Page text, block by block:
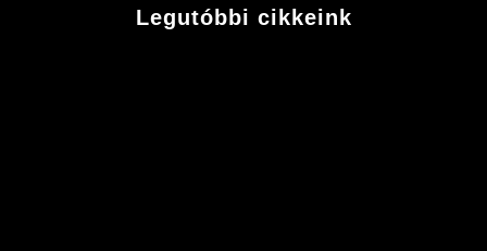
Legutóbbi cikkeink